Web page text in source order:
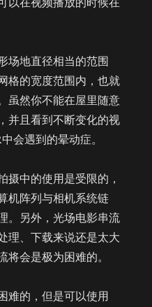
场地直径相当的范围
格的宽度范围内，也就
虽然你不能在屋里随意
并且看到不断变化的视
会遇到的晕动症。
摄中的使用是受限的，
机阵列与相机系统链
。另外，光场电影串流
理、下载来说还是太大
会是极为困难的。
难的，但是可以使用